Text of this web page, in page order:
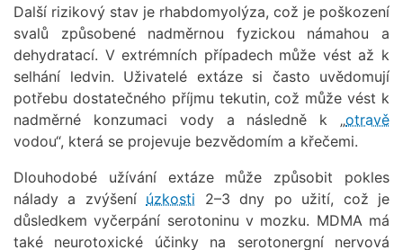
Další rizikový stav je rhabdomyolýza, což je poškození
svalů způsobené nadměrnou fyzickou námahou a
dehydratací. V extrémních případech může vést až k
selhání ledvin. Uživatelé extáze si často uvědomují
potřebu dostatečného příjmu tekutin, což může vést k
nadměrné konzumaci vody a následně k „otravě
vodou“, která se projevuje bezvědomím a křečemi.
Dlouhodobé užívání extáze může způsobit pokles
nálady a zvýšení úzkosti 2–3 dny po užití, což je
důsledkem vyčerpání serotoninu v mozku. MDMA má
také neurotoxické účinky na serotonergní nervová